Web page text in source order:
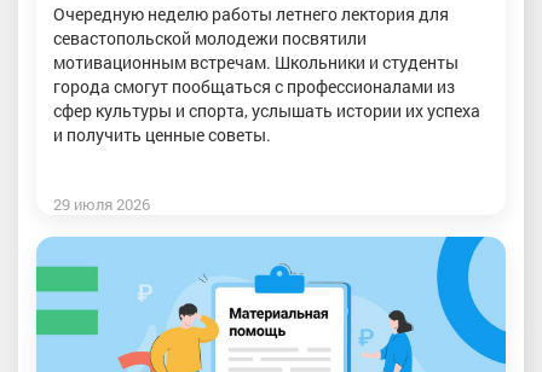
Очередную неделю работы летнего лектория для
севастопольской молодежи посвятили
мотивационным встречам. Школьники и студенты
города смогут пообщаться с профессионалами из
сфер культуры и спорта, услышать истории их успеха
и получить ценные советы.
29 июля 2026